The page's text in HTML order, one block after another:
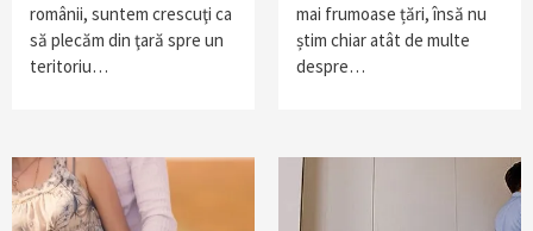
românii, suntem crescuţi ca
să plecăm din ţară spre un
teritoriu…
mai frumoase țări, însă nu
știm chiar atât de multe
despre…